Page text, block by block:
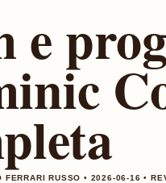
e
FERRARI RUSSO • 2026-06-16 •